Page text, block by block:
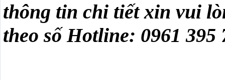
thông tin chi tiết xin vui
theo số Hotline: 0961 395